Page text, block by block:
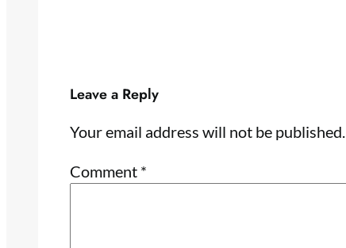
Leave a Reply
Your email address will not be published.
Comment *